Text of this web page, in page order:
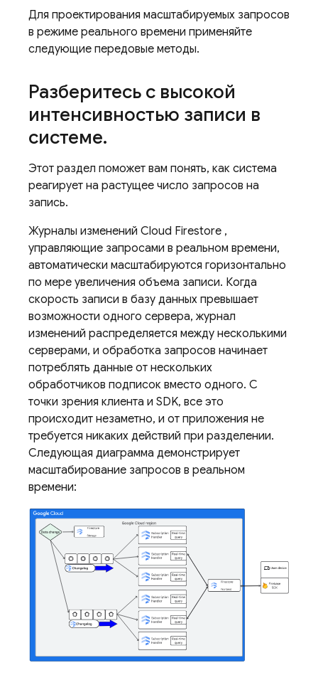
Для проектирования масштабируемых запросов
в режиме реального времени применяйте
следующие передовые методы.
Разберитесь с высокой
интенсивностью записи в
системе.
Этот раздел поможет вам понять, как система
реагирует на растущее число запросов на
запись.
Журналы изменений Cloud Firestore ,
управляющие запросами в реальном времени,
автоматически масштабируются горизонтально
по мере увеличения объема записи. Когда
скорость записи в базу данных превышает
возможности одного сервера, журнал
изменений распределяется между несколькими
серверами, и обработка запросов начинает
потреблять данные от нескольких
обработчиков подписок вместо одного. С
точки зрения клиента и SDK, все это
происходит незаметно, и от приложения не
требуется никаких действий при разделении.
Следующая диаграмма демонстрирует
масштабирование запросов в реальном
времени: